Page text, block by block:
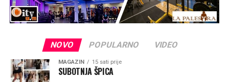
NOVO POPULARNO VIDEO
MAGAZIN 15 sati prije
SUBOTNJA ŠPICA